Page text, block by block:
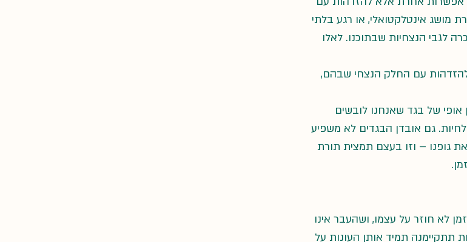
מושג אינטלקטואלי, או רגע בלתי
לגבי הנצחיות שבתוכנו. לאלו
עם החלק הנצחי שבהם,
של בגד שאנחנו לובשים
גם אובדן הבגדים לא משפיע
את גופנו – וזו בעצם תמצית תורת
לא חוזר על עצמו, ושהעבר אינו
תתקיימנה תמיד אותן העונות על